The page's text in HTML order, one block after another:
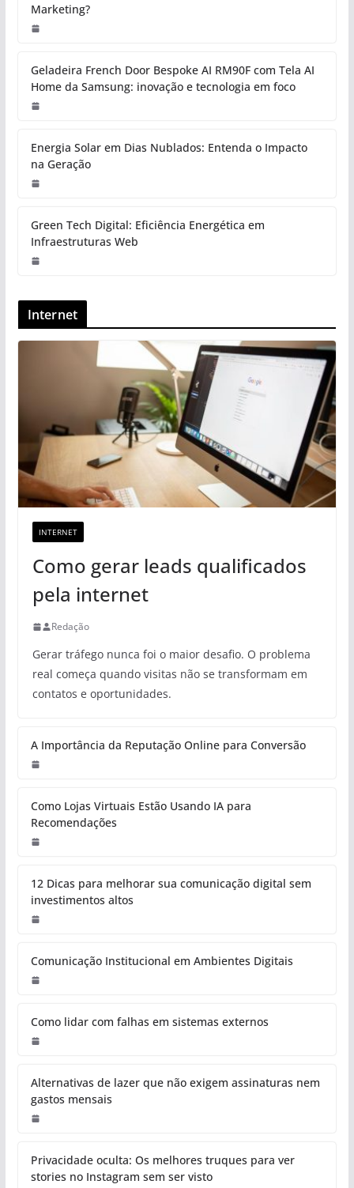
Marketing?
Geladeira French Door Bespoke AI RM90F com Tela AI
Home da Samsung: inovação e tecnologia em foco
Energia Solar em Dias Nublados: Entenda o Impacto
na Geração
Green Tech Digital: Eficiência Energética em
Infraestruturas Web
Internet
INTERNET
Como gerar leads qualificados
pela internet
Redação
Gerar tráfego nunca foi o maior desafio. O problema
real começa quando visitas não se transformam em
contatos e oportunidades.
A Importância da Reputação Online para Conversão
Como Lojas Virtuais Estão Usando IA para
Recomendações
12 Dicas para melhorar sua comunicação digital sem
investimentos altos
Comunicação Institucional em Ambientes Digitais
Como lidar com falhas em sistemas externos
Alternativas de lazer que não exigem assinaturas nem
gastos mensais
Privacidade oculta: Os melhores truques para ver
stories no Instagram sem ser visto